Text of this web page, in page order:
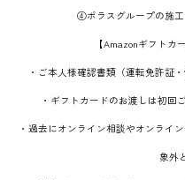
④ポラスグループの施
【Amazonギフトカ
・ご本人様確認書類（運転免許証・
・ギフトカードのお渡しは初回
・過去にオンライン相談やオンライ
象外